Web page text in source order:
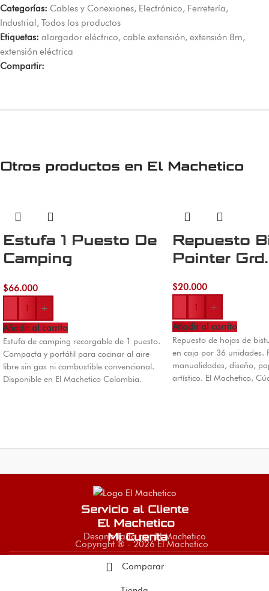
Categorías: Cables y Conexiones, Electrónico, Ferretería,
Industrial, Todos los productos
Etiquetas: alargador eléctrico, cable extensión, extensión 8m,
extensión eléctrica
Compartir:
Otros productos en El Machetico
Estufa 1 Puesto De
Camping
$66.000
-
+
Añadir al carrito
Estufa de camping recargable de 1 puesto.
Compacta y portátil para cocinar al aire
libre sin gas ni combustible convencional.
Disponible en El Machetico Colombia.
Repuesto
Pointer
$20.000
-
+
Añadir al carrito
Repuesto de hojas de
en caja por 36 unidades.
manualidades, diseño,
artístico. El Machetico,
Servicio al Cliente
El Machetico
Mi Cuenta
Desarrollado por El Machetico
Copyright ® - 2026 El Machetico
Comparar